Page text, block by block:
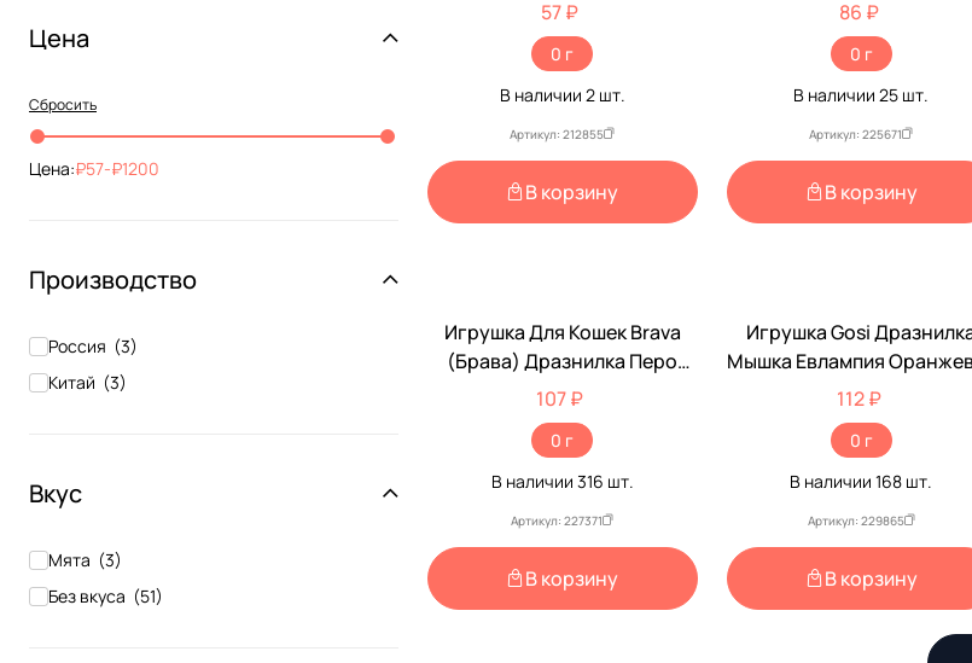
Рэмо
Уют (2)
Цена
Сбросить
Цена: 57- 1200
Производство
Россия (3)
Китай (3)
Вкус
Мята (3)
Без вкуса (51)
57 ₽
0 г
В наличии 2шт.
Артикул: 212855
В корзину
Пружинке 23-15см 2024-
0848
86 ₽
0 г
В наличии25 шт.
Артикул: 225671
В корзину
Игрушка Для Кошек Brava
(Брава) Дразнилка Перо
Длинное 40см 5121
107 ₽
0 г
В наличии 316 шт.
Артикул: 227371
В корзину
Игрушка Gosi
Мышка Евлампия
С Норковым Хвостиком
112 ₽
0 г
В наличии168 шт.
Артикул: 229865
В корзину